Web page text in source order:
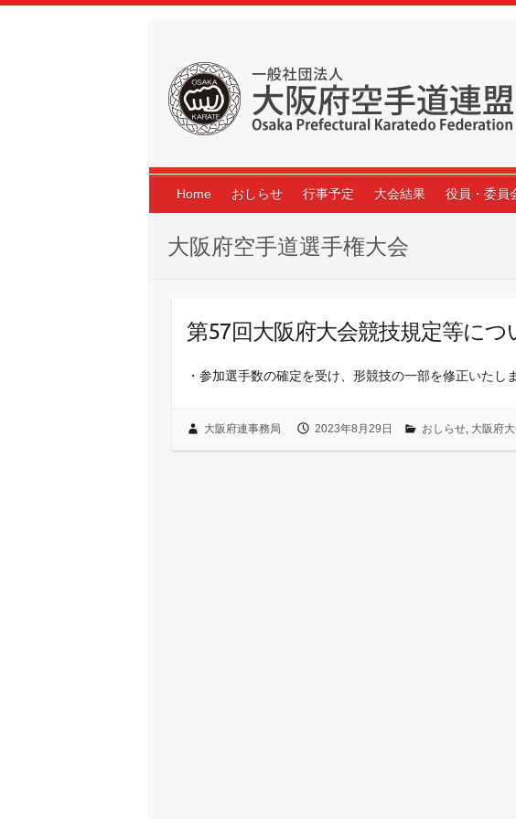
Home おしらせ 行事予定 大会結果 役員・委員
大阪府空手道選手権大会
第57回大阪府大会競技規定等につ
・参加選手数の確定を受け、形競技の一部を修正いたし
大阪府連事務局 2023年8月29日 おしらせ, 大阪府